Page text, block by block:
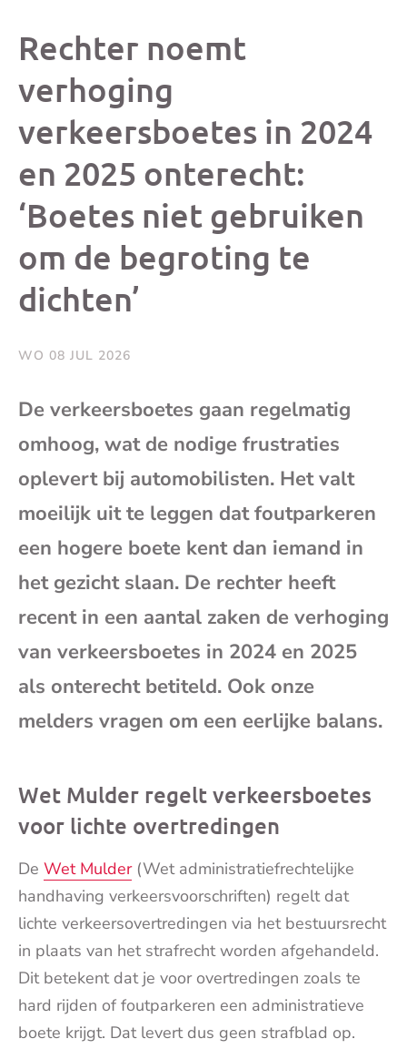
op
Facebook
op
X
op
Rechter noemt
verhoging
verkeersboetes in 2024
en 2025 onterecht:
‘Boetes niet gebruiken
om de begroting te
dichten’
WO 08 JUL 2026
De verkeersboetes gaan regelmatig
omhoog, wat de nodige frustraties
oplevert bij automobilisten. Het valt
moeilijk uit te leggen dat foutparkeren
een hogere boete kent dan iemand in
het gezicht slaan. De rechter heeft
recent in een aantal zaken de verhoging
van verkeersboetes in 2024 en 2025
als onterecht betiteld. Ook onze
melders vragen om een eerlijke balans.
Wet Mulder regelt verkeersboetes
voor lichte overtredingen
De Wet Mulder(Wet administratiefrechtelijke
handhaving verkeersvoorschriften) regelt dat
lichte verkeersovertredingen via het bestuursrecht
in plaats van het strafrecht worden afgehandeld.
Dit betekent dat je voor overtredingen zoals te
hard rijden of foutparkeren een administratieve
boete krijgt. Dat levert dus geen strafblad op.